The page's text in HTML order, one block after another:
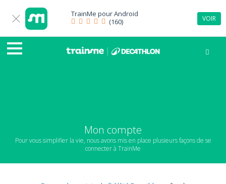
TrainMe pourAndroid
(160)
VOIR
Mon compte
Pour vous simplifier la vie, nous avons mis en place plusieurs façons de se
connecter à TrainMe